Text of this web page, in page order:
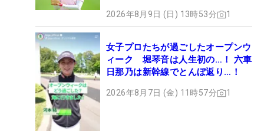
2026年8月9日 (日) 13時53分 1
女子プロたちが過ごしたオープンウ
ィーク 堀琴音は人生初の…！ 六車
日那乃は新幹線でとんぼ返り…！
2026年8月7日 (金) 11時57分 1